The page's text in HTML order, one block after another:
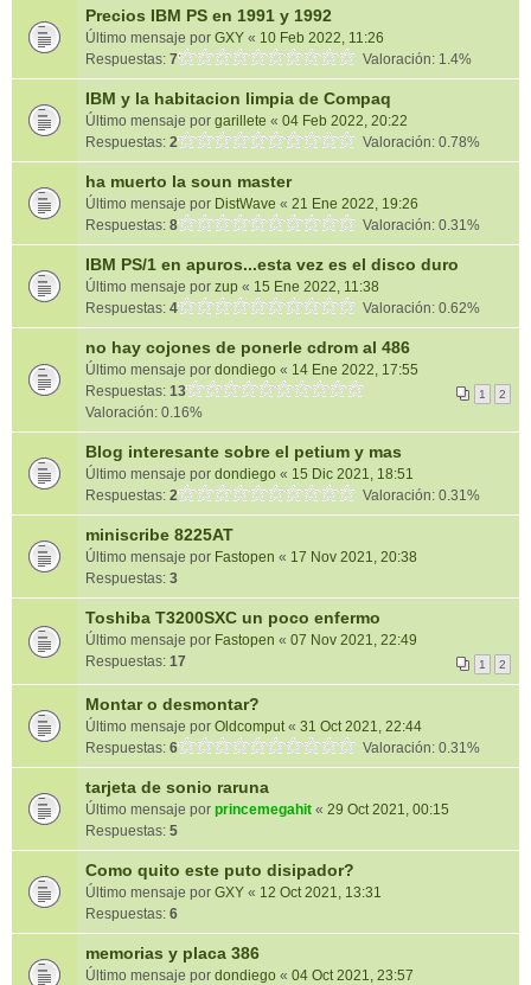
Precios IBM PS en 1991 y 1992
Último mensaje por GXY « 10 Feb 2022, 11:26
Respuestas: 7 Valoración: 1.4%
IBM y la habitacion limpia de Compaq
Último mensaje por garillete « 04 Feb 2022, 20:22
Respuestas: 2 Valoración: 0.78%
ha muerto la soun master
Último mensaje por DistWave « 21 Ene 2022, 19:26
Respuestas: 8 Valoración: 0.31%
IBM PS/1 en apuros...esta vez es el disco duro
Último mensaje por zup « 15 Ene 2022, 11:38
Respuestas: 4 Valoración: 0.62%
no hay cojones de ponerle cdrom al 486
Último mensaje por dondiego « 14 Ene 2022, 17:55
Respuestas: 13 1 2
Valoración: 0.16%
Blog interesante sobre el petium y mas
Último mensaje por dondiego « 15 Dic 2021, 18:51
Respuestas: 2 Valoración: 0.31%
miniscribe 8225AT
Último mensaje por Fastopen « 17 Nov 2021, 20:38
Respuestas: 3
Toshiba T3200SXC un poco enfermo
Último mensaje por Fastopen « 07 Nov 2021, 22:49
Respuestas: 17 1 2
Montar o desmontar?
Último mensaje por Oldcomput« 31 Oct 2021, 22:44
Respuestas: 6 Valoración: 0.31%
tarjeta de sonio raruna
Último mensaje por princemegahit « 29 Oct 2021, 00:15
Respuestas: 5
Como quito este puto disipador?
Último mensaje por GXY « 12 Oct 2021, 13:31
Respuestas: 6
memorias y placa 386
Último mensaje por dondiego « 04 Oct 2021, 23:57